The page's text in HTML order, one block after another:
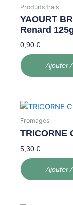
Produits frais
YAOURT
Renard
0,90€
Ajouter
Fromages
TRICORNE
5,30€
Ajouter